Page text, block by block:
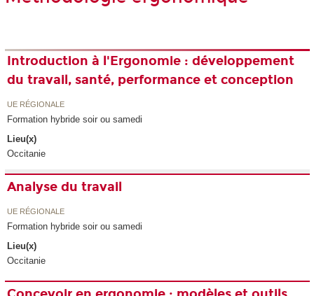
Introduction à l'Ergonomie : développement
du travail, santé, performance et conception
UE RÉGIONALE
Formation hybride soir ou samedi
Lieu(x)
Occitanie
Analyse du travail
UE RÉGIONALE
Formation hybride soir ou samedi
Lieu(x)
Occitanie